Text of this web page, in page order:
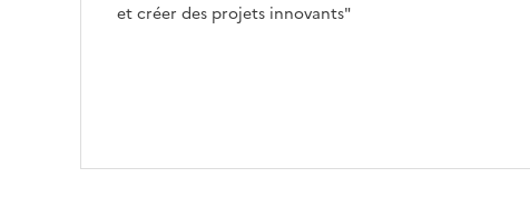
et créer des projets innovants"